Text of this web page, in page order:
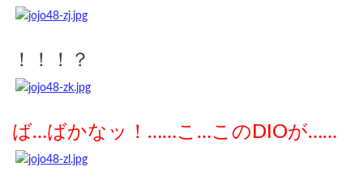
！！！？
ば…ばかなッ！……こ…このDIOが……